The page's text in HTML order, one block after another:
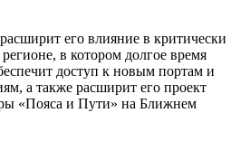
его влияние в критически
в котором долгое время
доступ к новым портам и
а также расширит его проект
«Пояса и Пути» на Ближнем